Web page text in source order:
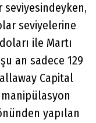
seviyelerine
ile Martı
an sadece 129
Capital
yapılan